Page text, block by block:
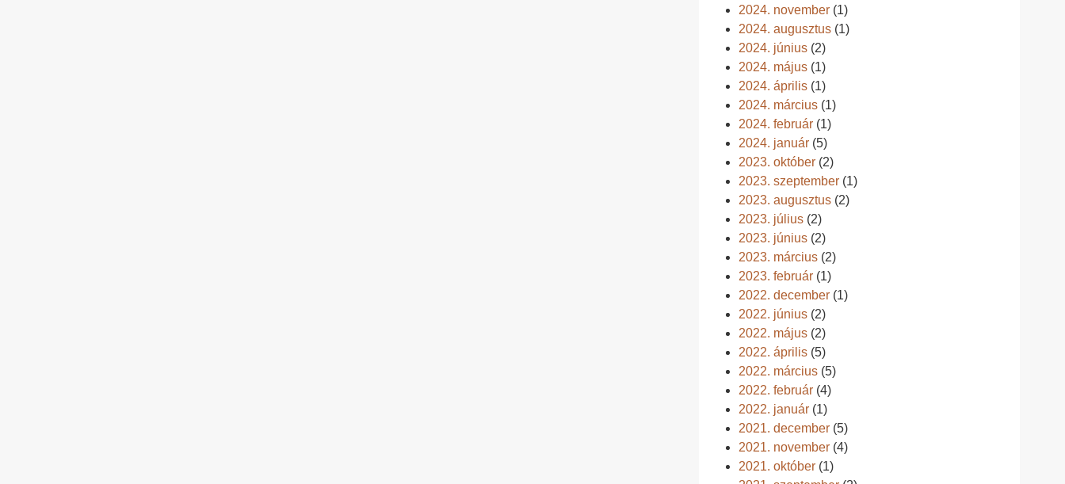
2024. november (1)
2024. augusztus (1)
2024. június (2)
2024. május (1)
2024. április (1)
2024. március (1)
2024. február (1)
2024. január (5)
2023. október (2)
2023. szeptember (1)
2023. augusztus (2)
2023. július (2)
2023. június (2)
2023. március (2)
2023. február (1)
2022. december (1)
2022. június (2)
2022. május (2)
2022. április (5)
2022. március (5)
2022. február (4)
2022. január (1)
2021. december (5)
2021. november (4)
2021. október (1)